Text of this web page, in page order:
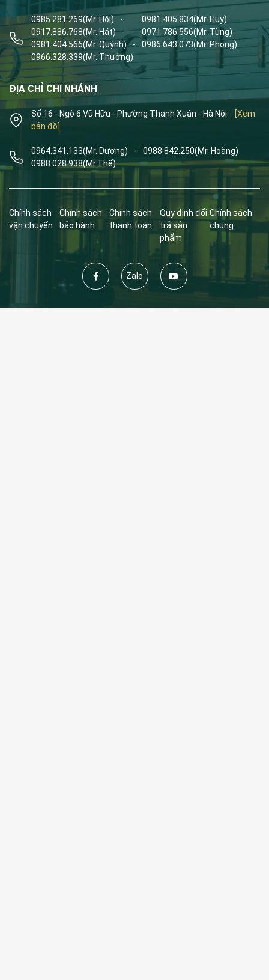
0985.281.269(Mr. Hội) - 0981.405.834(Mr. Huy)
0917.886.768(Mr. Hát) - 0971.786.556(Mr. Tùng)
0981.404.566(Mr. Quỳnh) - 0986.643.073(Mr. Phong)
0966.328.339(Mr. Thưởng)
ĐỊA CHỈ CHI NHÁNH
Số 16 - Ngõ 6 Vũ Hữu - Phường Thanh Xuân - Hà Nội
[Xem
bản đồ]
0964.341.133(Mr. Dương) - 0988.842.250(Mr. Hoàng)
0988.028.938(Mr.Thế)
Chính sách
vận chuyển
Chính sách
bảo hành
Chính sách
thanh toán
Quy định đổi
trả sản
phẩm
Chính sách
chung
Zalo